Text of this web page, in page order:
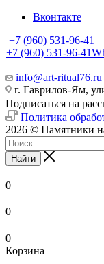
Вконтакте
+7 (960) 531-96-41
+7 (960) 531-96-41
info@art-ritual76.ru
г. Гаврилов-Ям,
Подписаться на
Политика
2026 © Памятники
Найти
0
0
0
Корзина